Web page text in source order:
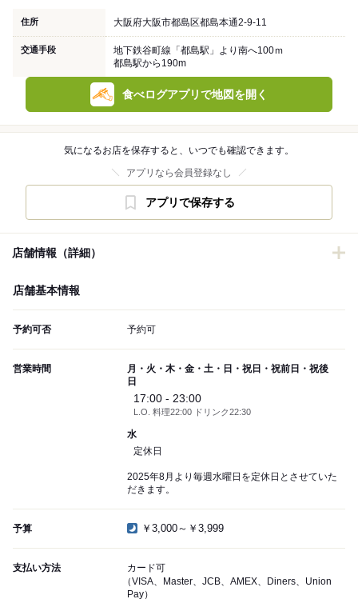
住所 大阪府大阪市都島区都島本通2-9-11
交通手段
地下鉄谷町線「都島駅」より南へ100ｍ
都島駅から190m
食べログアプリで地図を開く
気になるお店を保存すると、いつでも確認できます。
アプリなら会員登録なし
アプリで保存する
店舗情報（詳細）
店舗基本情報
予約可否 予約可
営業時間
月・火・木・金・土・日・祝日・祝前日・祝後
日
17:00 - 23:00
L.O. 料理22:00 ドリンク22:30
水
定休日
2025年8月より毎週水曜日を定休日とさせていた
だきます。
予算 ￥3,000～￥3,999
支払い方法
カード可
（VISA、Master、JCB、AMEX、Diners、Union
Pay）